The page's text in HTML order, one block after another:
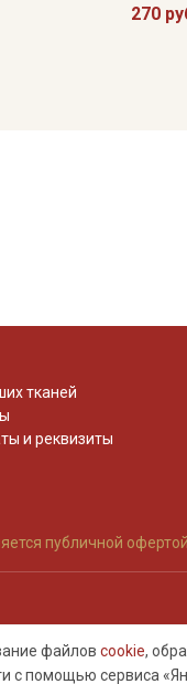
270
файлов cookie,
с помощью сервиса
тканей
и реквизиты
публичной офертой.